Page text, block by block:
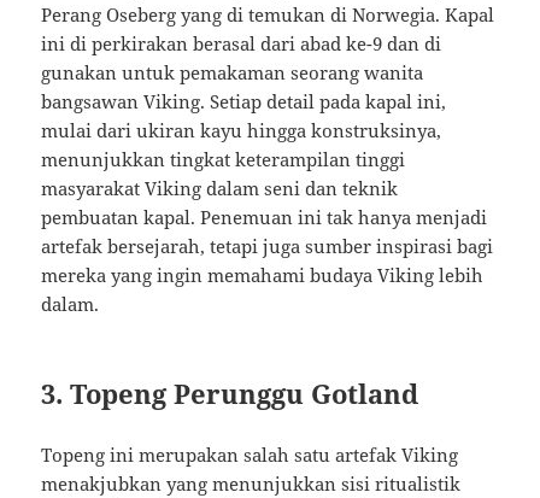
Perang Oseberg yang di temukan di Norwegia. Kapal
ini di perkirakan berasal dari abad ke-9 dan di
gunakan untuk pemakaman seorang wanita
bangsawan Viking. Setiap detail pada kapal ini,
mulai dari ukiran kayu hingga konstruksinya,
menunjukkan tingkat keterampilan tinggi
masyarakat Viking dalam seni dan teknik
pembuatan kapal. Penemuan ini tak hanya menjadi
artefak bersejarah, tetapi juga sumber inspirasi bagi
mereka yang ingin memahami budaya Viking lebih
dalam.
3. Topeng Perunggu Gotland
Topeng ini merupakan salah satu artefak Viking
menakjubkan yang menunjukkan sisi ritualistik